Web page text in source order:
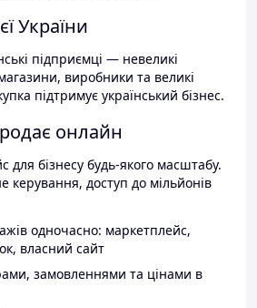
України
підприємці — невеликі
виробники та великі
підтримує український бізнес.
онлайн
бізнесу будь-якого масштабу.
керування, доступ до мільйонів
одночасно: маркетплейс,
власний сайт
замовленнями та цінами в